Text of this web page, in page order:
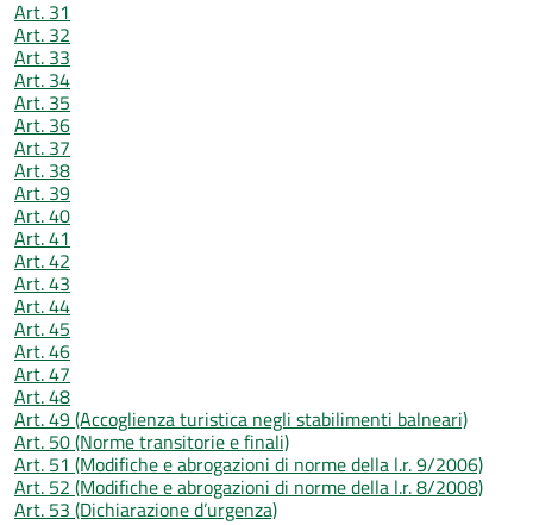
Art. 31
Art. 32
Art. 33
Art. 34
Art. 35
Art. 36
Art. 37
Art. 38
Art. 39
Art. 40
Art. 41
Art. 42
Art. 43
Art. 44
Art. 45
Art. 46
Art. 47
Art. 48
Art. 49 (Accoglienza turistica negli stabilimenti balneari)
Art. 50 (Norme transitorie e finali)
Art. 51 (Modifiche e abrogazioni di norme della l.r. 9/2006)
Art. 52 (Modifiche e abrogazioni di norme della l.r. 8/2008)
Art. 53 (Dichiarazione d’urgenza)